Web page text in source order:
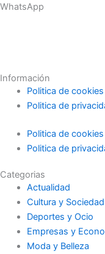
WhatsApp
Información
Politica de cookies
Politica de
Politica de cookies
Politica de
Categorias
Actualidad
Cultura y Sociedad
Deportes y Ocio
Empresas y
Moda y Belleza